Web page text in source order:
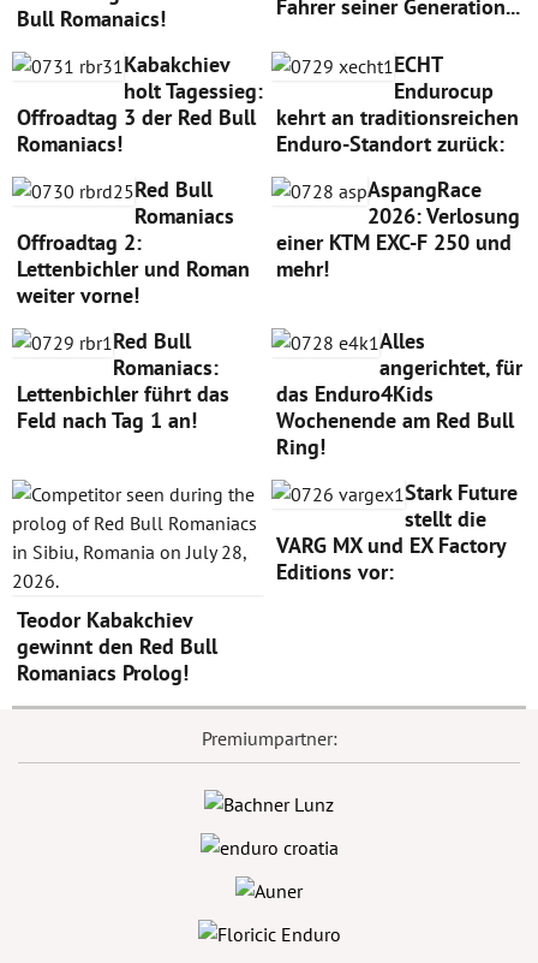
Bull Romanaics!
Fahrer seiner Generation...
Kabakchiev
holt Tagessieg:
Offroadtag 3 der Red Bull
Romaniacs!
ECHT
Endurocup
kehrt an traditionsreichen
Enduro-Standort zurück:
Red Bull
Romaniacs
Offroadtag 2:
Lettenbichler und Roman
weiter vorne!
AspangRace
2026: Verlosung
einer KTM EXC-F 250 und
mehr!
Red Bull
Romaniacs:
Lettenbichler führt das
Feld nach Tag 1 an!
Alles
angerichtet, für
das Enduro4Kids
Wochenende am Red Bull
Ring!
Teodor Kabakchiev
gewinnt den Red Bull
Romaniacs Prolog!
Stark Future
stellt die
VARG MX und EX Factory
Editions vor:
Premiumpartner: